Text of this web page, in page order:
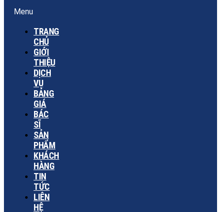
Menu
TRANG
CHỦ
GIỚI
THIỆU
DỊCH
VỤ
BẢNG
GIÁ
BÁC
SĨ
SẢN
PHẨM
KHÁCH
HÀNG
TIN
TỨC
LIÊN
HỆ